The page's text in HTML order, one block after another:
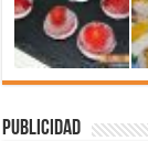
Publicidad